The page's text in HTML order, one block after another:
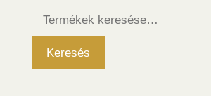
Keresés
Keresés